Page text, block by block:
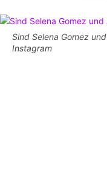
Sind Selena Gomez
Instagram